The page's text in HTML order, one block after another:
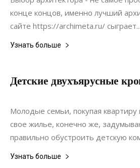
конце концов, именно лучший
сайте https://archimeta.ru/ сыграет...
Узнать больше
Детские двухъярусные
08.08.2017
Молодые семьи, покупая квартиру
свое жилье, конечно же,
правильно обустроить детскую
Узнать больше